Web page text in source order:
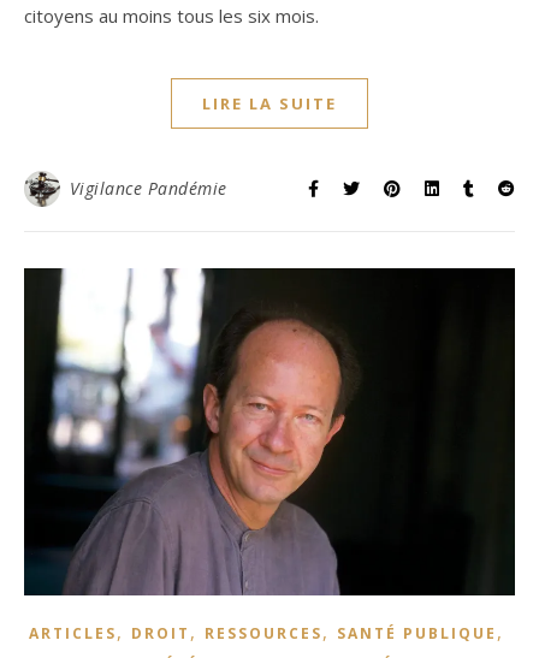
citoyens au moins tous les six mois.
LIRE LA SUITE
Vigilance Pandémie
ARTICLES, DROIT , RESSOURCES, SANTÉ PUBLIQUE ,